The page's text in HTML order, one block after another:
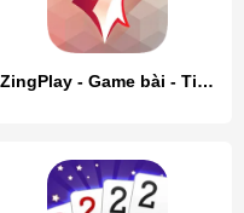
ZingPlay - Game bài - Tien Len